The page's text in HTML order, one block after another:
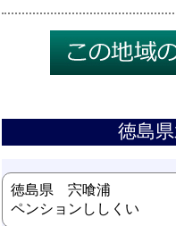
徳島
徳島県 宍喰浦
ペンションししくい